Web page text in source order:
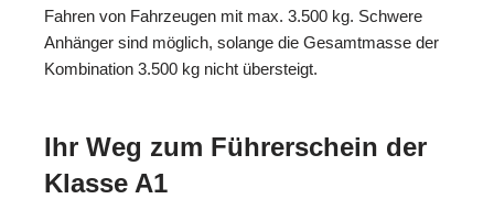
Fahren von Fahrzeugen mit max. 3.500 kg. Schwere
Anhänger sind möglich, solange die Gesamtmasse der
Kombination 3.500 kg nicht übersteigt.
Ihr Weg zum Führerschein der
Klasse A1